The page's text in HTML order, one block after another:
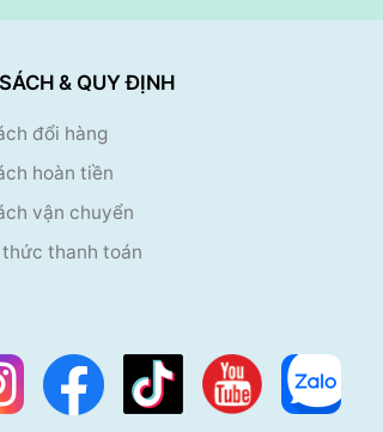
& QUY ĐỊNH
đổi hàng
hoàn tiền
vận chuyển
thức thanh toán